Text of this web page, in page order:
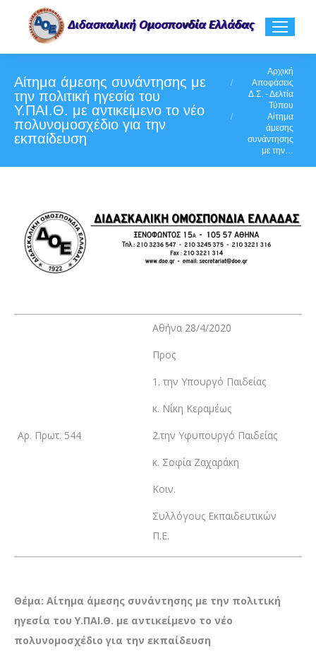
Αίτημα άμεσης συνάντησης με
την πολιτική ηγεσία του
Υ.ΠΑΙ.Θ. με αντικείμενο το νέο
πολυνομοσχέδιο για την
εκπαίδευση
You are here:Αρχική
Αποφάσεις
Δ.Σ. - Δελτία
Τύπου
Αίτημα
άμεσης
συνάντησης
με την…
Αρ. Πρωτ. 544
Αθήνα 28/4/2020
Προς
1. την Υπουργό Παιδείας
κ. Νίκη Κεραμέως
2.την Υφυπουργό Παιδείας
κ. Σοφία Ζαχαράκη
Κοιν.
Συλλόγους Εκπαιδευτικών
Π.Ε.
Θέμα: Αίτημα άμεσης συνάντησης με την πολιτική
ηγεσία του Υ.ΠΑΙ.Θ. με αντικείμενο το νέο
πολυνομοσχέδιο για την εκπαίδευση